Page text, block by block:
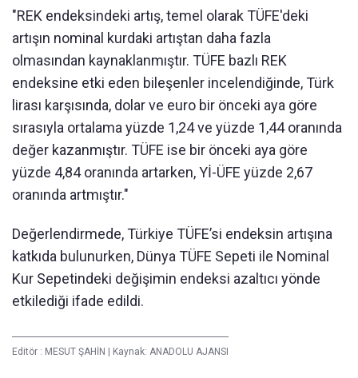
"REK endeksindeki artış, temel olarak TÜFE'deki
artışın nominal kurdaki artıştan daha fazla
olmasından kaynaklanmıştır. TÜFE bazlı REK
endeksine etki eden bileşenler incelendiğinde, Türk
lirası karşısında, dolar ve euro bir önceki aya göre
sırasıyla ortalama yüzde 1,24 ve yüzde 1,44 oranında
değer kazanmıştır. TÜFE ise bir önceki aya göre
yüzde 4,84 oranında artarken, Yİ-ÜFE yüzde 2,67
oranında artmıştır."
Değerlendirmede, Türkiye TÜFE’si endeksin artışına
katkıda bulunurken, Dünya TÜFE Sepeti ile Nominal
Kur Sepetindeki değişimin endeksi azaltıcı yönde
etkilediği ifade edildi.
Editör : MESUT ŞAHİN | Kaynak: ANADOLU AJANSI